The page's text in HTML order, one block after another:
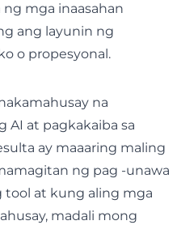
mga inaasahan
ang layunin ng
o propesyonal.
na
AI at pagkakaiba sa
ay maaaring maling
ng pag -unawa
tool at kung aling mga
madali mong